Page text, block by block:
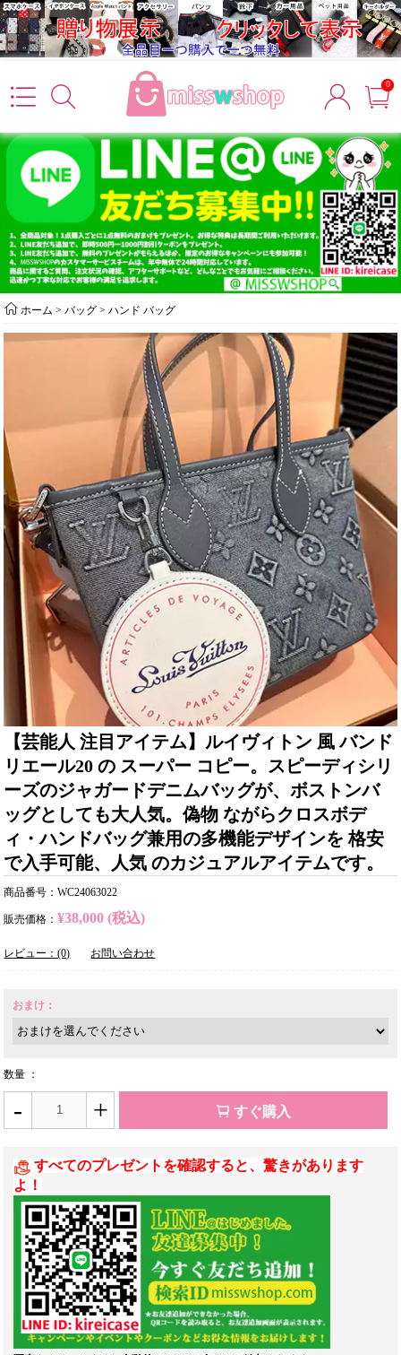
0
ホーム >バッグ >ハンド バッグ
【芸能人 注目アイテム】ルイヴィトン 風 バンド
リエール20 の スーパー コピー。スピーディシリ
ーズのジャガードデニムバッグが、ボストンバ
ッグとしても大人気。偽物 ながらクロスボデ
ィ・ハンドバッグ兼用の多機能デザインを 格安
で入手可能、人気 のカジュアルアイテムです。
商品番号：WC24063022
販売価格： ¥38,000 (税込)
レビュー：(0) お問い合わせ
おまけ：
数量 ：
- + すぐ購入
すべてのプレゼントを確認すると、驚きがあります
よ！